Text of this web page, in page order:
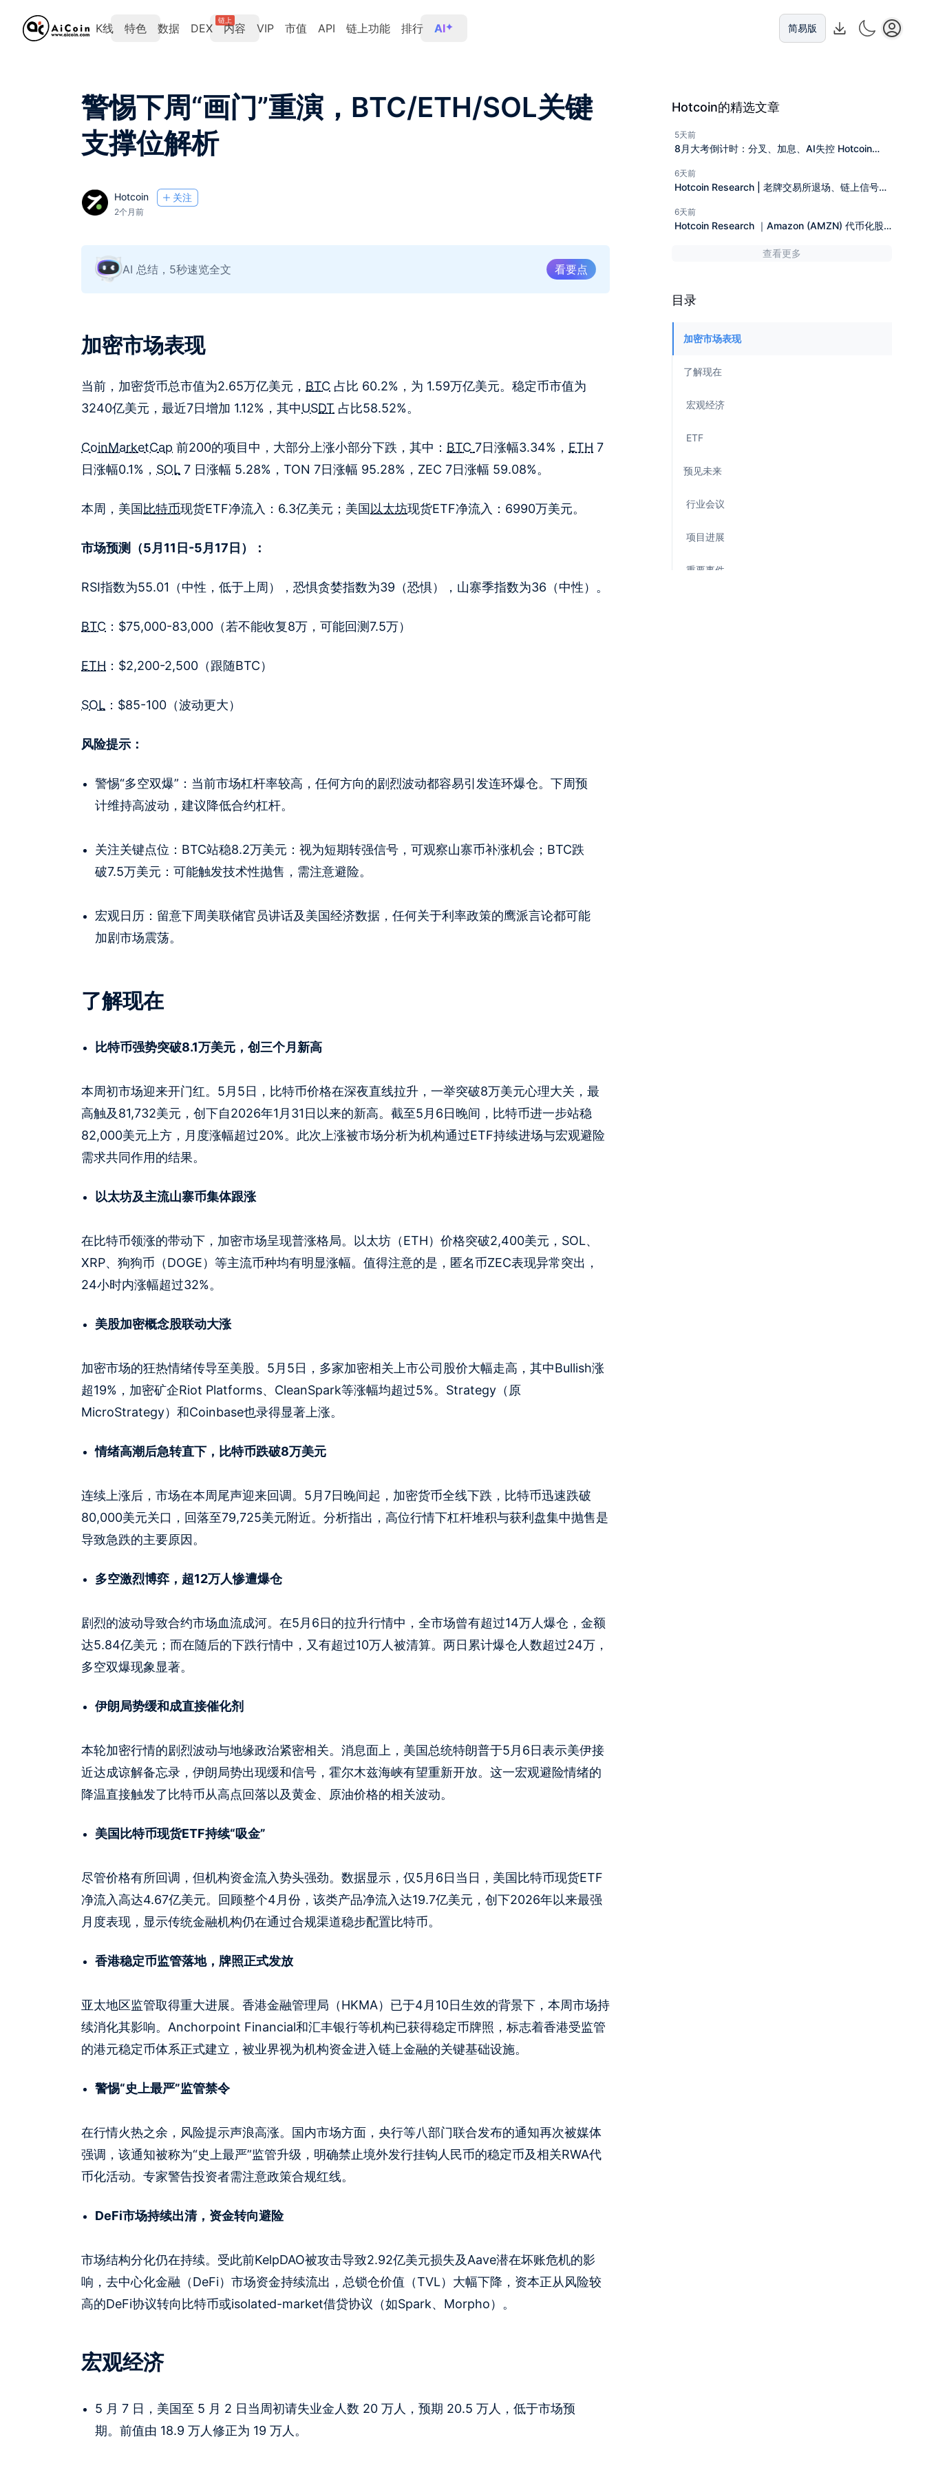
K线 特色 数据 DEX
链上
内容 VIP 市值 API 链上功能 排行 AI 简易版
警惕下周“画门”重演，BTC/ETH/SOL关键
支撑位解析
Hotcoin 关注
2个月前
AI 总结，5秒速览全文 看要点
加密市场表现
当前，加密货币总市值为2.65万亿美元， BTC 占比 60.2%，为 1.59万亿美元。稳定币市值为
3240亿美元，最近7日增加 1.12%，其中USDT 占比58.52%。
CoinMarketCap 前200的项目中，大部分上涨小部分下跌，其中： BTC 7日涨幅3.34%， ETH 7
日涨幅0.1%， SOL 7 日涨幅 5.28%，TON 7日涨幅 95.28%，ZEC 7日涨幅 59.08%。
本周，美国 比特币现货ETF净流入：6.3亿美元；美国 以太坊现货ETF净流入：6990万美元。
市场预测（5月11日-5月17日）：
RSI指数为55.01（中性，低于上周），恐惧贪婪指数为39（恐惧），山寨季指数为36（中性）。
BTC ：$75,000-83,000（若不能收复8万，可能回测7.5万）
ETH ：$2,200-2,500（跟随BTC）
SOL ：$85-100（波动更大）
风险提示：
警惕“多空双爆”：当前市场杠杆率较高，任何方向的剧烈波动都容易引发连环爆仓。下周预
计维持高波动，建议降低合约杠杆。
关注关键点位：BTC站稳8.2万美元：视为短期转强信号，可观察山寨币补涨机会；BTC跌
破7.5万美元：可能触发技术性抛售，需注意避险。
宏观日历：留意下周美联储官员讲话及美国经济数据，任何关于利率政策的鹰派言论都可能
加剧市场震荡。
了解现在
比特币强势突破8.1万美元，创三个月新高
本周初市场迎来开门红。5月5日，比特币价格在深夜直线拉升，一举突破8万美元心理大关，最
高触及81,732美元，创下自2026年1月31日以来的新高。截至5月6日晚间，比特币进一步站稳
82,000美元上方，月度涨幅超过20%。此次上涨被市场分析为机构通过ETF持续进场与宏观避险
需求共同作用的结果。
以太坊及主流山寨币集体跟涨
在比特币领涨的带动下，加密市场呈现普涨格局。以太坊（ETH）价格突破2,400美元，SOL、
XRP、狗狗币（DOGE）等主流币种均有明显涨幅。值得注意的是，匿名币ZEC表现异常突出，
24小时内涨幅超过32%。
美股加密概念股联动大涨
加密市场的狂热情绪传导至美股。5月5日，多家加密相关上市公司股价大幅走高，其中Bullish涨
超19%，加密矿企Riot Platforms、CleanSpark等涨幅均超过5%。Strategy（原
MicroStrategy）和Coinbase也录得显著上涨。
情绪高潮后急转直下，比特币跌破8万美元
连续上涨后，市场在本周尾声迎来回调。5月7日晚间起，加密货币全线下跌，比特币迅速跌破
80,000美元关口，回落至79,725美元附近。分析指出，高位行情下杠杆堆积与获利盘集中抛售是
导致急跌的主要原因。
多空激烈博弈，超12万人惨遭爆仓
剧烈的波动导致合约市场血流成河。在5月6日的拉升行情中，全市场曾有超过14万人爆仓，金额
达5.84亿美元；而在随后的下跌行情中，又有超过10万人被清算。两日累计爆仓人数超过24万，
多空双爆现象显著。
伊朗局势缓和成直接催化剂
本轮加密行情的剧烈波动与地缘政治紧密相关。消息面上，美国总统特朗普于5月6日表示美伊接
近达成谅解备忘录，伊朗局势出现缓和信号，霍尔木兹海峡有望重新开放。这一宏观避险情绪的
降温直接触发了比特币从高点回落以及黄金、原油价格的相关波动。
美国比特币现货ETF持续“吸金”
尽管价格有所回调，但机构资金流入势头强劲。数据显示，仅5月6日当日，美国比特币现货ETF
净流入高达4.67亿美元。回顾整个4月份，该类产品净流入达19.7亿美元，创下2026年以来最强
月度表现，显示传统金融机构仍在通过合规渠道稳步配置比特币。
香港稳定币监管落地，牌照正式发放
亚太地区监管取得重大进展。香港金融管理局（HKMA）已于4月10日生效的背景下，本周市场持
续消化其影响。Anchorpoint Financial和汇丰银行等机构已获得稳定币牌照，标志着香港受监管
的港元稳定币体系正式建立，被业界视为机构资金进入链上金融的关键基础设施。
警惕“史上最严”监管禁令
在行情火热之余，风险提示声浪高涨。国内市场方面，央行等八部门联合发布的通知再次被媒体
强调，该通知被称为“史上最严”监管升级，明确禁止境外发行挂钩人民币的稳定币及相关RWA代
币化活动。专家警告投资者需注意政策合规红线。
DeFi市场持续出清，资金转向避险
市场结构分化仍在持续。受此前KelpDAO被攻击导致2.92亿美元损失及Aave潜在坏账危机的影
响，去中心化金融（DeFi）市场资金持续流出，总锁仓价值（TVL）大幅下降，资本正从风险较
高的DeFi协议转向比特币或isolated-market借贷协议（如Spark、Morpho）。
宏观经济
5 月 7 日，美国至 5 月 2 日当周初请失业金人数 20 万人，预期 20.5 万人，低于市场预
期。前值由 18.9 万人修正为 19 万人。
Hotcoin的精选文章
5天前
8月大考倒计时：分叉、加息、AI失控 Hotcoin
6天前
Hotcoin Research | 老牌交易所退场、链上信号探
6天前
Hotcoin Research ｜Amazon (AMZN) 代币化股
查看更多
目录
加密市场表现
了解现在
宏观经济
ETF
预见未来
行业会议
项目进展
重要事件